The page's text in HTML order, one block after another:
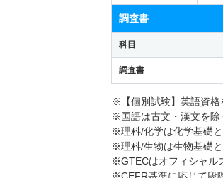
調査書
科目
調査書
※【個別試験】英語資格
※国語は古文・漢文を除
※理科/化学は化学基礎
※理科/生物は生物基礎
※GTECはオフィシャル
※CEFR基準に応じて段